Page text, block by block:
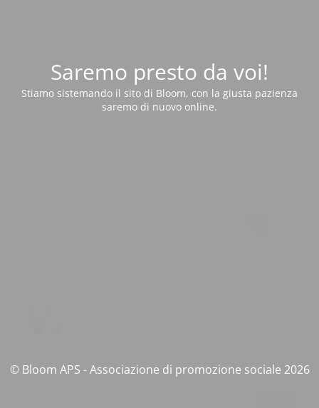
Saremo presto da voi!
Stiamo sistemando il sito di Bloom, con la giusta pazienza
saremo di nuovo online.
© Bloom APS - Associazione di promozione sociale 2026